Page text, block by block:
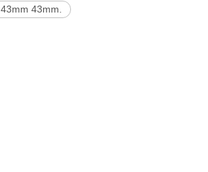
43mm 43mm.